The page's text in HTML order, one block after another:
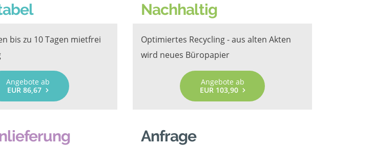
bis zu 10 Tagen mietfrei
Angebote ab
EUR 86,67
Nachhaltig
Optimiertes Recycling - aus alten Akten
wird neues Büropapier
Angebote ab
EUR 103,90
Anfrage